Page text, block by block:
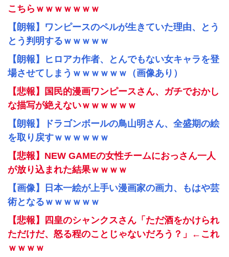
こちらｗｗｗｗｗｗｗ
【朗報】ワンピースのペルが生きていた理由、とう
とう判明するｗｗｗｗｗ
【朗報】ヒロアカ作者、とんでもない女キャラを登
場させてしまうｗｗｗｗｗｗ（画像あり）
【悲報】国民的漫画ワンピースさん、ガチでおかし
な描写が絶えないｗｗｗｗｗｗ
【朗報】ドラゴンボールの鳥山明さん、全盛期の絵
を取り戻すｗｗｗｗｗｗ
【悲報】NEW GAMEの女性チームにおっさん一人
が放り込まれた結果ｗｗｗｗ
【画像】日本一絵が上手い漫画家の画力、もはや芸
術となるｗｗｗｗｗｗ
【悲報】四皇のシャンクスさん「ただ酒をかけられ
ただけだ、怒る程のことじゃないだろう？」←これ
ｗｗｗｗ